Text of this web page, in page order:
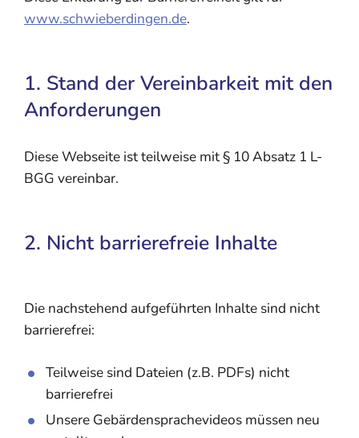
www.schwieberdingen.de.
1. Stand der Vereinbarkeit mit den
Anforderungen
Diese Webseite ist teilweise mit § 10 Absatz 1 L-
BGG vereinbar.
2. Nicht barrierefreie Inhalte
Die nachstehend aufgeführten Inhalte sind nicht
barrierefrei:
Teilweise sind Dateien (z.B. PDFs) nicht
barrierefrei
Unsere Gebärdensprachevideos müssen neu